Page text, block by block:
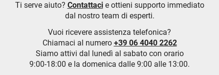
Ti serve aiuto? Contattacie ottieni supporto immediato
dal nostro team di esperti.
Vuoi ricevere assistenza telefonica?
Chiamaci al numero +39 06 4040 2262
Siamo attivi dal lunedì al sabato con orario
9:00-18:00 e la domenica dalle 9:00 alle 13:00.